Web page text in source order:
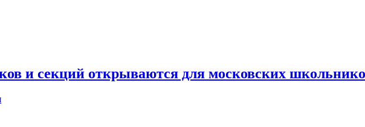
и секций открываются для московских